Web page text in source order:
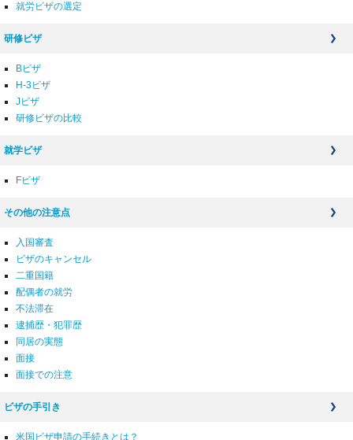
就労ビザの選定
研修ビザ
Bビザ
H-3ビザ
Jビザ
研修ビザの比較
就学ビザ
Fビザ
その他の注意点
入国審査
ビザのキャンセル
二重国籍
配偶者の就労
不法滞在
逮捕歴・犯罪歴
同居の実態
面接
面接での注意
ビザの手引き
米国ビザ申請の手続きとは？